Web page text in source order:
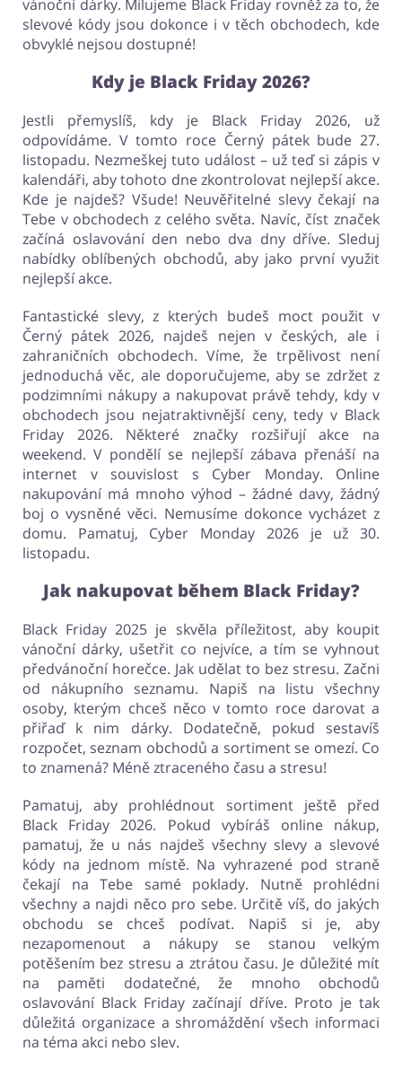
vánoční dárky. Milujeme Black Friday rovněž za to, že
slevové kódy jsou dokonce i v těch obchodech, kde
obvyklé nejsou dostupné!
Kdy je Black Friday 2026?
Jestli přemyslíš, kdy je Black Friday 2026, už
odpovídáme. V tomto roce Černý pátek bude 27.
listopadu. Nezmeškej tuto událost – už teď si zápis v
kalendáři, aby tohoto dne zkontrolovat nejlepší akce.
Kde je najdeš? Všude! Neuvěřitelné slevy čekají na
Tebe v obchodech z celého světa. Navíc, číst značek
začíná oslavování den nebo dva dny dříve. Sleduj
nabídky oblíbených obchodů, aby jako první využit
nejlepší akce.
Fantastické slevy, z kterých budeš moct použit v
Černý pátek 2026, najdeš nejen v českých, ale i
zahraničních obchodech. Víme, že trpělivost není
jednoduchá věc, ale doporučujeme, aby se zdržet z
podzimními nákupy a nakupovat právě tehdy, kdy v
obchodech jsou nejatraktivnější ceny, tedy v Black
Friday 2026. Některé značky rozšiřují akce na
weekend. V pondělí se nejlepší zábava přenáší na
internet v souvislost s Cyber Monday. Online
nakupování má mnoho výhod – žádné davy, žádný
boj o vysněné věci. Nemusíme dokonce vycházet z
domu. Pamatuj, Cyber Monday 2026 je už 30.
listopadu.
Jak nakupovat během Black Friday?
Black Friday 2025 je skvěla příležitost, aby koupit
vánoční dárky, ušetřit co nejvíce, a tím se vyhnout
předvánoční horečce. Jak udělat to bez stresu. Začni
od nákupního seznamu. Napiš na listu všechny
osoby, kterým chceš něco v tomto roce darovat a
přiřaď k nim dárky. Dodatečně, pokud sestavíš
rozpočet, seznam obchodů a sortiment se omezí. Co
to znamená? Méně ztraceného času a stresu!
Pamatuj, aby prohlédnout sortiment ještě před
Black Friday 2026. Pokud vybíráš online nákup,
pamatuj, že u nás najdeš všechny slevy a slevové
kódy na jednom místě. Na vyhrazené pod straně
čekají na Tebe samé poklady. Nutně prohlédni
všechny a najdi něco pro sebe. Určitě víš, do jakých
obchodu se chceš podívat. Napiš si je, aby
nezapomenout a nákupy se stanou velkým
potěšením bez stresu a ztrátou času. Je důležité mít
na paměti dodatečné, že mnoho obchodů
oslavování Black Friday začínají dříve. Proto je tak
důležitá organizace a shromáždění všech informaci
na téma akci nebo slev.